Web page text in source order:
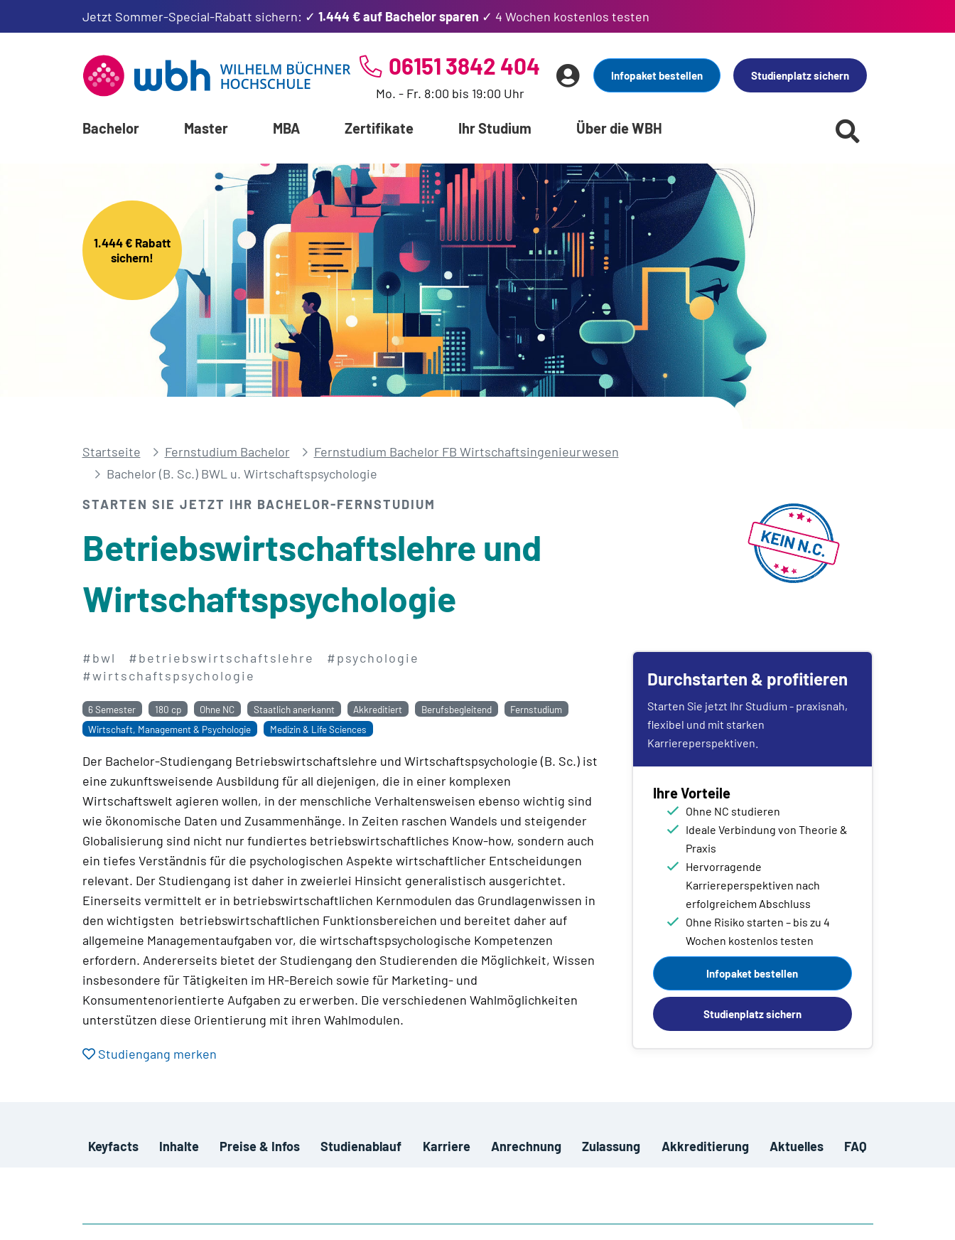
Jetzt Sommer-Special-Rabatt sichern: ✓ 1.444 € auf Bachelor sparen ✓ 4 Wochen kostenlos testen
06151 3842 404
Mo. - Fr. 8:00 bis 19:00 Uhr
Infopaket bestellen Studienplatz sichern
Bachelor Master MBA Zertifikate Ihr Studium Über die WBH
1.444 € Rabatt
sichern!
Startseite Fernstudium Bachelor
Fernstudium Bachelor FB Wirtschaftsingenieurwesen
Bachelor (B. Sc.) BWL u. Wirtschaftspsychologie
STARTEN SIE JETZT IHR BACHELOR-FERNSTUDIUM
Betriebs­wirtschafts­lehre und
Wirtschafts­psychologie
#bwl #betriebswirtschaftslehre
#psychologie
#wirtschaftspsychologie
6 Semester 180 cp Ohne NC Staatlich anerkannt Akkreditiert Berufsbegleitend
Fernstudium
Wirtschaft, Management & Psychologie
Medizin & Life Sciences
Der Bachelor-Studiengang Betriebswirtschaftslehre und Wirtschaftspsychologie (B. Sc.) ist
eine zukunftsweisende Ausbildung für all diejenigen, die in einer komplexen
Wirtschaftswelt agieren wollen, in der menschliche Verhaltensweisen ebenso wichtig sind
wie ökonomische Daten und Zusammenhänge. In Zeiten raschen Wandels und steigender
Globalisierung sind nicht nur fundiertes betriebswirtschaftliches Know-how, sondern auch
ein tiefes Verständnis für die psychologischen Aspekte wirtschaftlicher Entscheidungen
relevant. Der Studiengang ist daher in zweierlei Hinsicht generalistisch ausgerichtet.
Einerseits vermittelt er in betriebswirtschaftlichen Kernmodulen das Grundlagenwissen in
den wichtigsten betriebswirtschaftlichen Funktionsbereichen und bereitet daher auf
allgemeine Managementaufgaben vor, die wirtschaftspsychologische Kompetenzen
erfordern. Andererseits bietet der Studiengang den Studierenden die Möglichkeit, Wissen
insbesondere für Tätigkeiten im HR-Bereich sowie für Marketing- und
Konsumentenorientierte Aufgaben zu erwerben. Die verschiedenen Wahlmöglichkeiten
unterstützen diese Orientierung mit ihren Wahlmodulen.
Studiengang merken
Durchstarten & profitieren
Starten Sie jetzt Ihr Studium - praxisnah,
flexibel und mit starken
Karriereperspektiven.
Ihre Vorteile
Ohne NC studieren
Ideale Verbindung von Theorie &
Praxis
Hervorragende
Karriereperspektiven nach
erfolgreichem Abschluss
Ohne Risiko starten – bis zu 4
Wochen kostenlos testen
Infopaket bestellen
Studienplatz sichern
Keyfacts Inhalte Preise & Infos Studienablauf Karriere Anrechnung Zulassung Akkreditierung Aktuelles FAQ